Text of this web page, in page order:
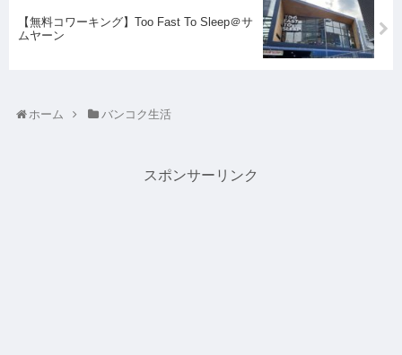
【無料コワーキング】Too Fast To Sleep＠サ
ムヤーン
ホーム バンコク生活
スポンサーリンク